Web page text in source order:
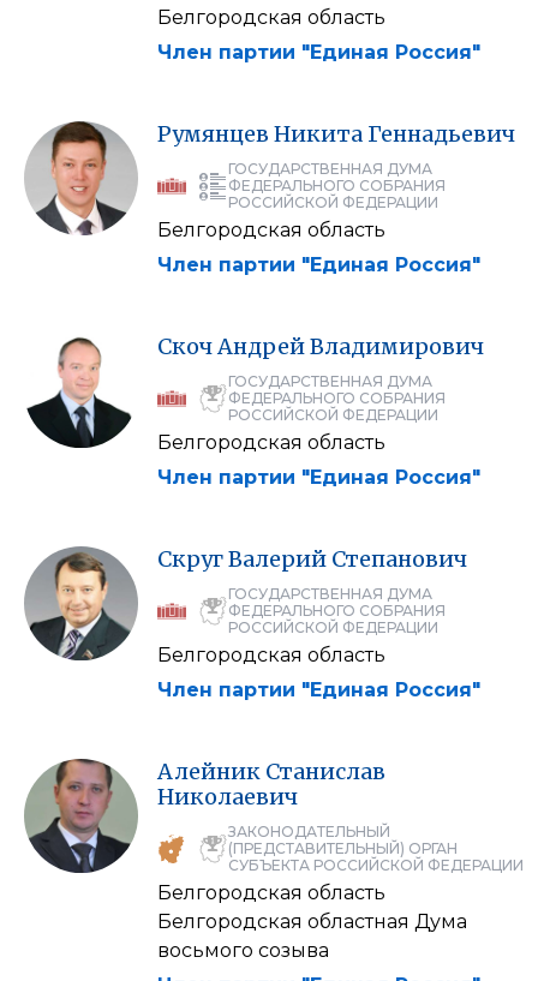
Белгородская область
Член партии "Единая Россия"
Румянцев Никита Геннадьевич
ГОСУДАРСТВЕННАЯ ДУМА
ФЕДЕРАЛЬНОГО СОБРАНИЯ
РОССИЙСКОЙ ФЕДЕРАЦИИ
Белгородская область
Член партии "Единая Россия"
Скоч АндрейВладимирович
ГОСУДАРСТВЕННАЯ ДУМА
ФЕДЕРАЛЬНОГО СОБРАНИЯ
РОССИЙСКОЙ ФЕДЕРАЦИИ
Белгородская область
Член партии "Единая Россия"
СкругВалерий Степанович
ГОСУДАРСТВЕННАЯ ДУМА
ФЕДЕРАЛЬНОГО СОБРАНИЯ
РОССИЙСКОЙ ФЕДЕРАЦИИ
Белгородская область
Член партии "Единая Россия"
Алейник Станислав
Николаевич
ЗАКОНОДАТЕЛЬНЫЙ
(ПРЕДСТАВИТЕЛЬНЫЙ) ОРГАН
СУБЪЕКТА РОССИЙСКОЙ ФЕДЕРАЦИИ
Белгородская область
Белгородская областная Дума
восьмого созыва